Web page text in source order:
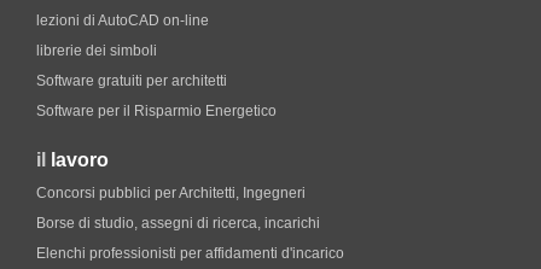
lezioni di AutoCAD on-line
librerie dei simboli
Software gratuiti per architetti
Software per il Risparmio Energetico
il lavoro
Concorsi pubblici per Architetti, Ingegneri
Borse di studio, assegni di ricerca, incarichi
Elenchi professionisti per affidamenti d'incarico